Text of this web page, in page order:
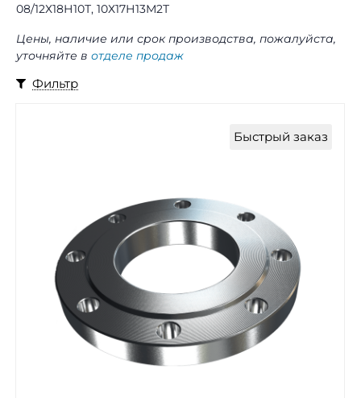
08/12Х18Н10Т, 10Х17Н13М2Т
Цены, наличие или срок производства, пожалуйста,
уточняйте в отделе продаж
Фильтр
Быстрый заказ